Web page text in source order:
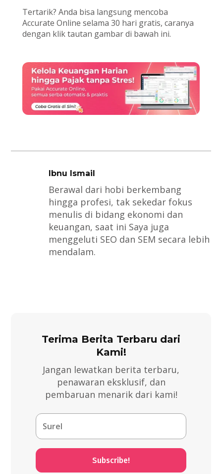
Tertarik? Anda bisa langsung mencoba
Accurate Online selama 30 hari gratis, caranya
dengan klik tautan gambar di bawah ini.
Ibnu Ismail
Berawal dari hobi berkembang
hingga profesi, tak sekedar fokus
menulis di bidang ekonomi dan
keuangan, saat ini Saya juga
menggeluti SEO dan SEM secara lebih
mendalam.
Terima Berita Terbaru dari
Kami!
Jangan lewatkan berita terbaru,
penawaran eksklusif, dan
pembaruan menarik dari kami!
Subscribe!